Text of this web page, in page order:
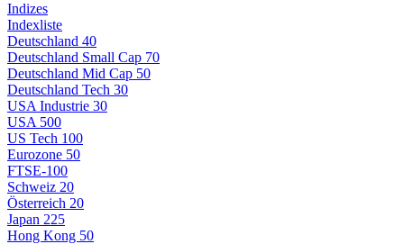
Indizes
Indexliste
Deutschland 40
Deutschland Small Cap 70
Deutschland Mid Cap 50
Deutschland Tech 30
USA Industrie 30
USA 500
US Tech 100
Eurozone 50
FTSE-100
Schweiz 20
Österreich 20
Japan 225
Hong Kong 50